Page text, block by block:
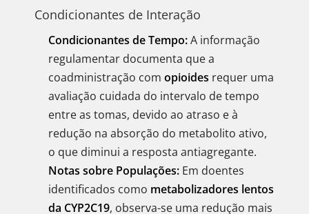
Condicionantes de Interação
Condicionantes de Tempo:A informação
regulamentar documenta que a
coadministração com opioides requer uma
avaliação cuidada do intervalo de tempo
entre as tomas, devido ao atraso e à
redução na absorção do metabolito ativo,
o que diminui a resposta antiagregante.
Notas sobre Populações: Em doentes
identificados como metabolizadores lentos
da CYP2C19, observa-se uma redução mais